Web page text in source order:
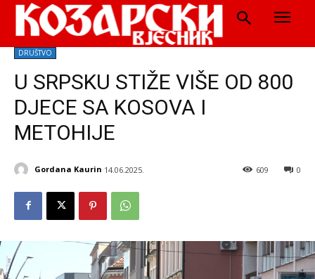
DRUŠTVO
U SRPSKU STIŽE VIŠE OD 800
DJECE SA KOSOVA I
METOHIJE
Gordana Kaurin 14.06.2025. 0
609